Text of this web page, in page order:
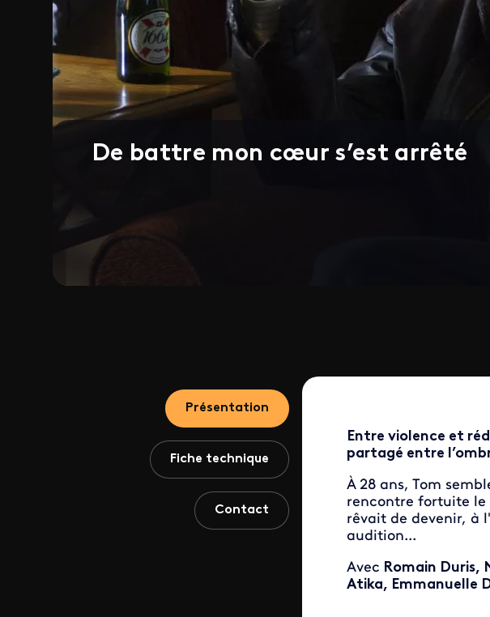
De battre mon cœur s’est arrêté
Présentation
Fiche technique
Contact
Entre violence et
partagé entre
À 28 ans, Tom
rencontre fortuite le
rêvait de devenir, à
audition...
Avec Romain Duris,
Atika, Emmanuelle